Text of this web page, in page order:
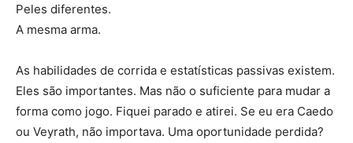
Peles diferentes.
A mesma arma.
As habilidades de corrida e estatísticas passivas existem.
Eles são importantes. Mas não o suficiente para mudar a
forma como jogo. Fiquei parado e atirei. Se eu era Caedo
ou Veyrath, não importava. Uma oportunidade perdida?